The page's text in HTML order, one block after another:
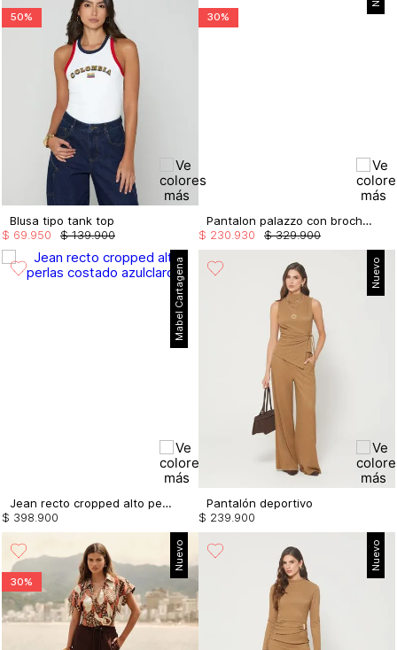
50%
Blusa tipo tank top
$ 139.900
$ 69.950
30%
Pantalon palazzo con broches
$ 329.900
$ 230.930
Mabel Cartagena
Jean recto cropped alto perlas costado
$ 398 900
Nuevo
Pantalón deportivo
$ 239 900
Nuevo
30%
Nuevo